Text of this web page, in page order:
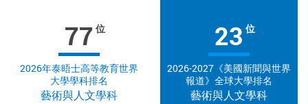
77 位
2026年泰晤士高等教育世界
大學學科排名
藝術與人文學科
23 位
2026-2027《美國新聞與世界
報道》全球大學排名
藝術與人文學科